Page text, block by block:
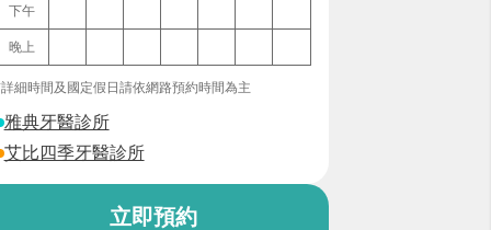
下午
晚上
細時間及國定假日請依網路預約時間為主
雅典牙醫診所
艾比四季牙醫診所
立即預約